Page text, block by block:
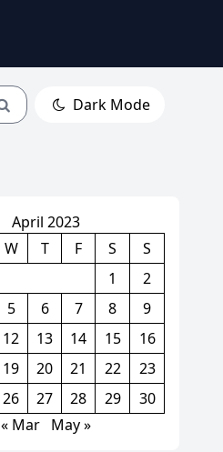
Dark Mode
April 2023
W T F S
S
1
2
5 6 7 8
9
12 13 14 15
16
19 20 21 22
23
26 27 28 29
30
« Mar
May »